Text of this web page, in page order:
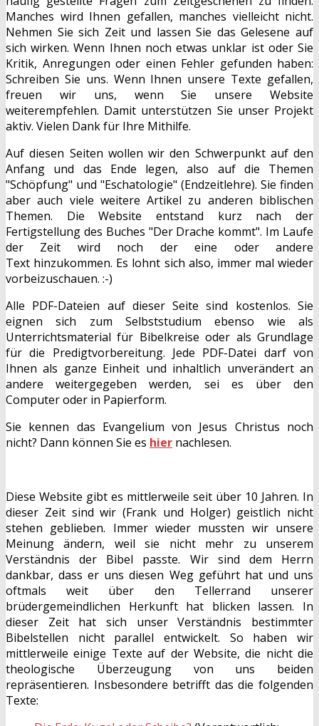
Manches wird Ihnen gefallen, manches vielleicht nicht.
Nehmen Sie sich Zeit und lassen Sie das Gelesene auf
sich wirken. Wenn Ihnen noch etwas unklar ist oder Sie
Kritik, Anregungen oder einen Fehler gefunden haben:
Schreiben Sie uns. Wenn Ihnen unsere Texte gefallen,
freuen wir uns, wenn Sie unsere Website
weiterempfehlen. Damit unterstützen Sie unser Projekt
aktiv. Vielen Dank für Ihre Mithilfe.
Auf diesen Seiten wollen wir den Schwerpunkt auf den
Anfang und das Ende legen, also auf die Themen
"Schöpfung" und "Eschatologie" (Endzeitlehre). Sie finden
aber auch viele weitere Artikel zu anderen biblischen
Themen. Die Website entstand kurz nach der
Fertigstellung des Buches "Der Drache kommt". Im Laufe
der Zeit wird noch der eine oder andere
Text hinzukommen. Es lohnt sich also, immer mal wieder
vorbeizuschauen. :-)
Alle PDF-Dateien auf dieser Seite sind kostenlos. Sie
eignen sich zum Selbststudium ebenso wie als
Unterrichtsmaterial für Bibelkreise oder als Grundlage
für die Predigtvorbereitung. Jede PDF-Datei darf von
Ihnen als ganze Einheit und inhaltlich unverändert an
andere weitergegeben werden, sei es über den
Computer oder in Papierform.
Sie kennen das Evangelium von Jesus Christus noch
nicht? Dann können Sie es hier nachlesen.
Diese Website gibt es mittlerweile seit über 10 Jahren. In
dieser Zeit sind wir (Frank und Holger) geistlich nicht
stehen geblieben. Immer wieder mussten wir unsere
Meinung ändern, weil sie nicht mehr zu unserem
Verständnis der Bibel passte. Wir sind dem Herrn
dankbar, dass er uns diesen Weg geführt hat und uns
oftmals weit über den Tellerrand unserer
brüdergemeindlichen Herkunft hat blicken lassen. In
dieser Zeit hat sich unser Verständnis bestimmter
Bibelstellen nicht parallel entwickelt. So haben wir
mittlerweile einige Texte auf der Website, die nicht die
theologische Überzeugung von uns beiden
repräsentieren. Insbesondere betrifft das die folgenden
Texte: